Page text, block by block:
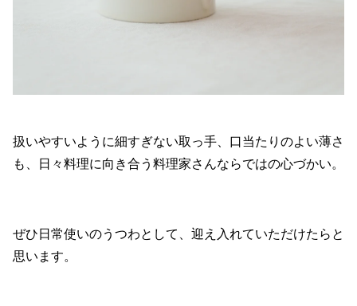
扱いやすいように細すぎない取っ手、口当たりのよい薄さ
も、日々料理に向き合う料理家さんならではの心づかい。
ぜひ日常使いのうつわとして、迎え入れていただけたらと
思います。